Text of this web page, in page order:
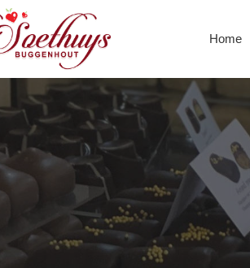
Home